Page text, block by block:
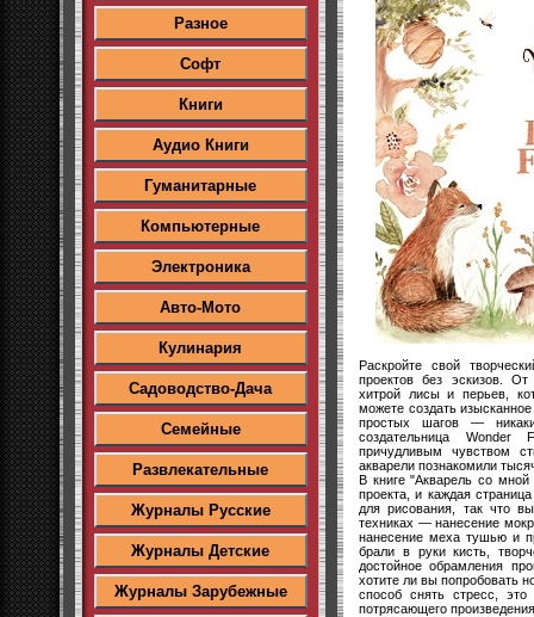
Разное
Софт
Книги
Аудио Книги
Гуманитарные
Компьютерные
Электроника
Авто-Мото
Кулинария
Садоводство-Дача
Семейные
Развлекательные
Журналы Русские
Журналы Детские
Журналы Зарубежные
Раскройте свой
проектов без эскизов. От
хитрой лисы и перьев,
можете создать
простых шагов ―
создательница
причудливым чувством
акварели познакомили
В книге "Акварель со мной
проекта, и каждая
для рисования, так что
техниках ― нанесение
нанесение меха тушью и
брали в руки кисть,
достойное обрамления
хотите ли вы попробовать
способ снять стресс, это
потрясающего